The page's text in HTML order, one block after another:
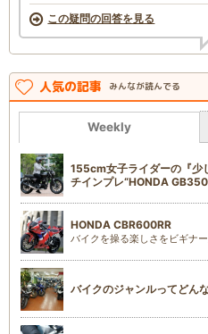
この疑問の回答を見る
人気の記事 みんなが読んでる
Weekly
155cm女子ライダーの『少
チインプレ“HONDA
HONDA CBR600RR
バイクを操る楽しさをビギナ
バイクのジャンルってどん